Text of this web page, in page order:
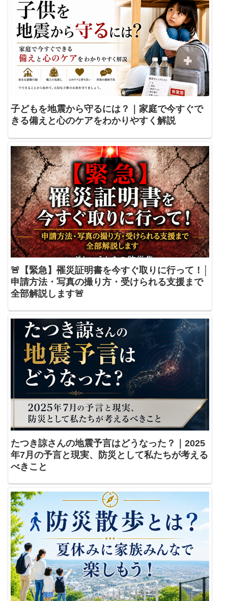
子どもを地震から守るには？｜家庭で今すぐで
きる備えと心のケアをわかりやすく解説
🚨【緊急】罹災証明書を今すぐ取りに行って！│
申請方法・写真の撮り方・受けられる支援まで
全部解説します🚨
たつき諒さんの地震予言はどうなった？｜2025
年7月の予言と現実、防災として私たちが考える
べきこと